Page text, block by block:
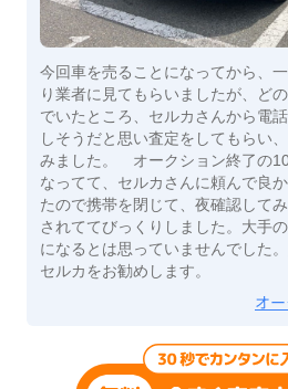
今回車を売ることになってから、
り業者に見てもらいましたが、ど
でいたところ、セルカさんから電
しそうだと思い査定をしてもらい
みました。 オークション終了の
なってて、セルカさんに頼んで良
たので携帯を閉じて、夜確認して
されててびっくりしました。大手
になるとは思っていませんでした
セルカをお勧めします。
オ